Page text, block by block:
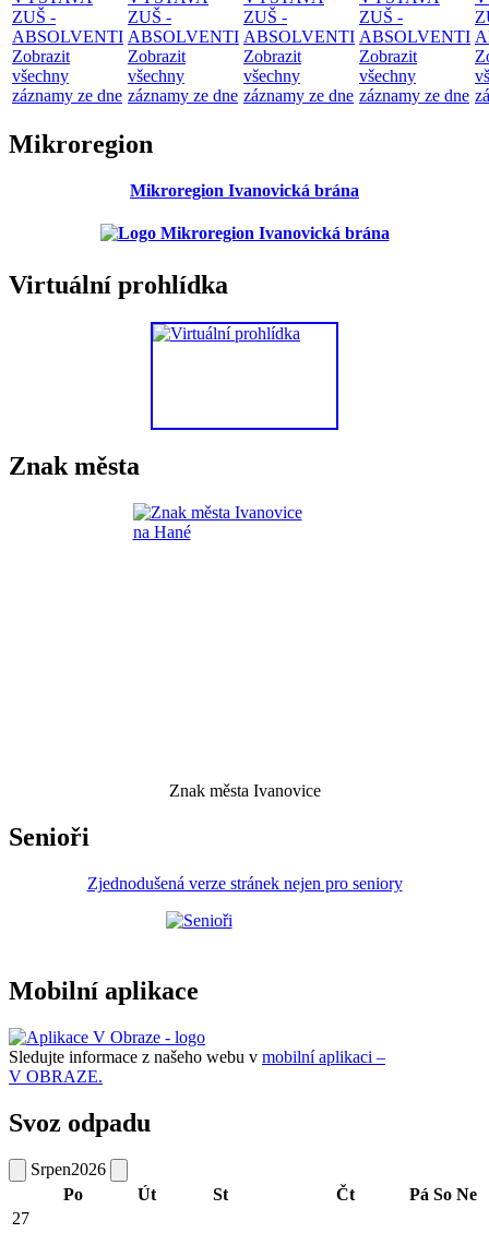
ZUŠ -
ABSOLVENTI
Zobrazit
všechny
záznamy ze dne
ZUŠ -
ABSOLVENTI
Zobrazit
všechny
záznamy ze dne
ZUŠ -
ABSOLVENTI
Zobrazit
všechny
záznamy ze dne
ZUŠ -
ABSOLVENTI
Zobrazit
všechny
záznamy ze dne
Mikroregion
Mikroregion Ivanovická brána
Virtuální prohlídka
Znak města
Znak města Ivanovice
Senioři
Zjednodušená verze stránek nejen pro seniory
Mobilní aplikace
Sledujte informace z našeho webu v mobilní aplikaci –
V OBRAZE.
Svoz odpadu
Srpen2026
Po
Út St Čt Pá So Ne
27